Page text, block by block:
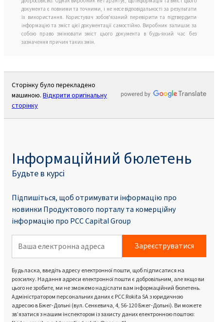
документа є повними та точними, і не несе відповідальності за результати
їх використання. Користувач зобов'язаний перевірити та підтвердити
інформацію та зміст цієї документації самостійно. Виробник залишає за
собою право змінювати зміст цього документа в будь-який час без
зазначення причин таких змін.
Сторінку було перекладено
машиною. Відкрити оригінальну
сторінку
Інформаційний бюлетень
Будьте в курсі
Підпишіться, щоб отримувати інформацію про
новинки Продуктового порталу та комерційну
інформацію про PCC Capital Group
Зареєструватися
Будь ласка, введіть адресу електронної пошти, щоб підписатися на
розсилку. Надання адреси електронної пошти є добровільним, але якщо ви
цього не зробите, ми не зможемо надіслати вам інформаційний бюлетень.
Адміністратором персональних даних є PCC Rokita SA з юридичною
адресою в Бжег-Дольні (вул. Сенкевича, 4, 56-120 Бжег-Дольні). Ви можете
зв’язатися з нашим інспектором із захисту даних електронною поштою: